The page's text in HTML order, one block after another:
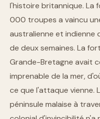
l'histoire britannique. La
000 troupes a vaincu
australienne et indienne
de deux semaines. La
Grande-Bretagne avait
imprenable de la mer,
ce que l'attaque vienne.
péninsule malaise à